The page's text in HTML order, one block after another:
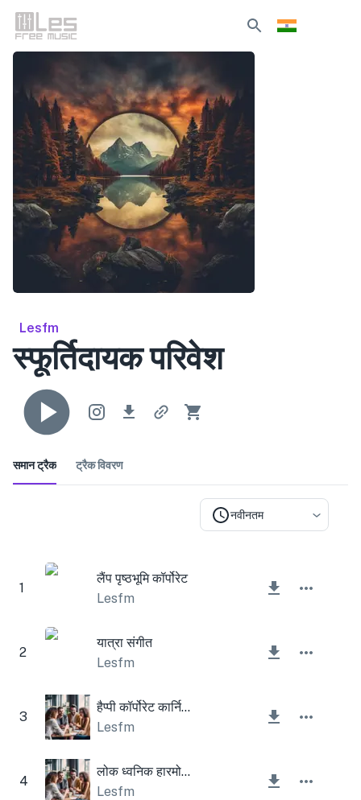
Lesfm
स्फूर्तिदायक परिवेश
समान ट्रैक ट्रैक विवरण
नवीनतम
1
लैंप पृष्ठभूमि कॉर्पोरेट
Lesfm
2
यात्रा संगीत
Lesfm
3
हैप्पी कॉर्पोरेट कार्निवल
Lesfm
4
लोक ध्वनिक हारमोनिका
Lesfm